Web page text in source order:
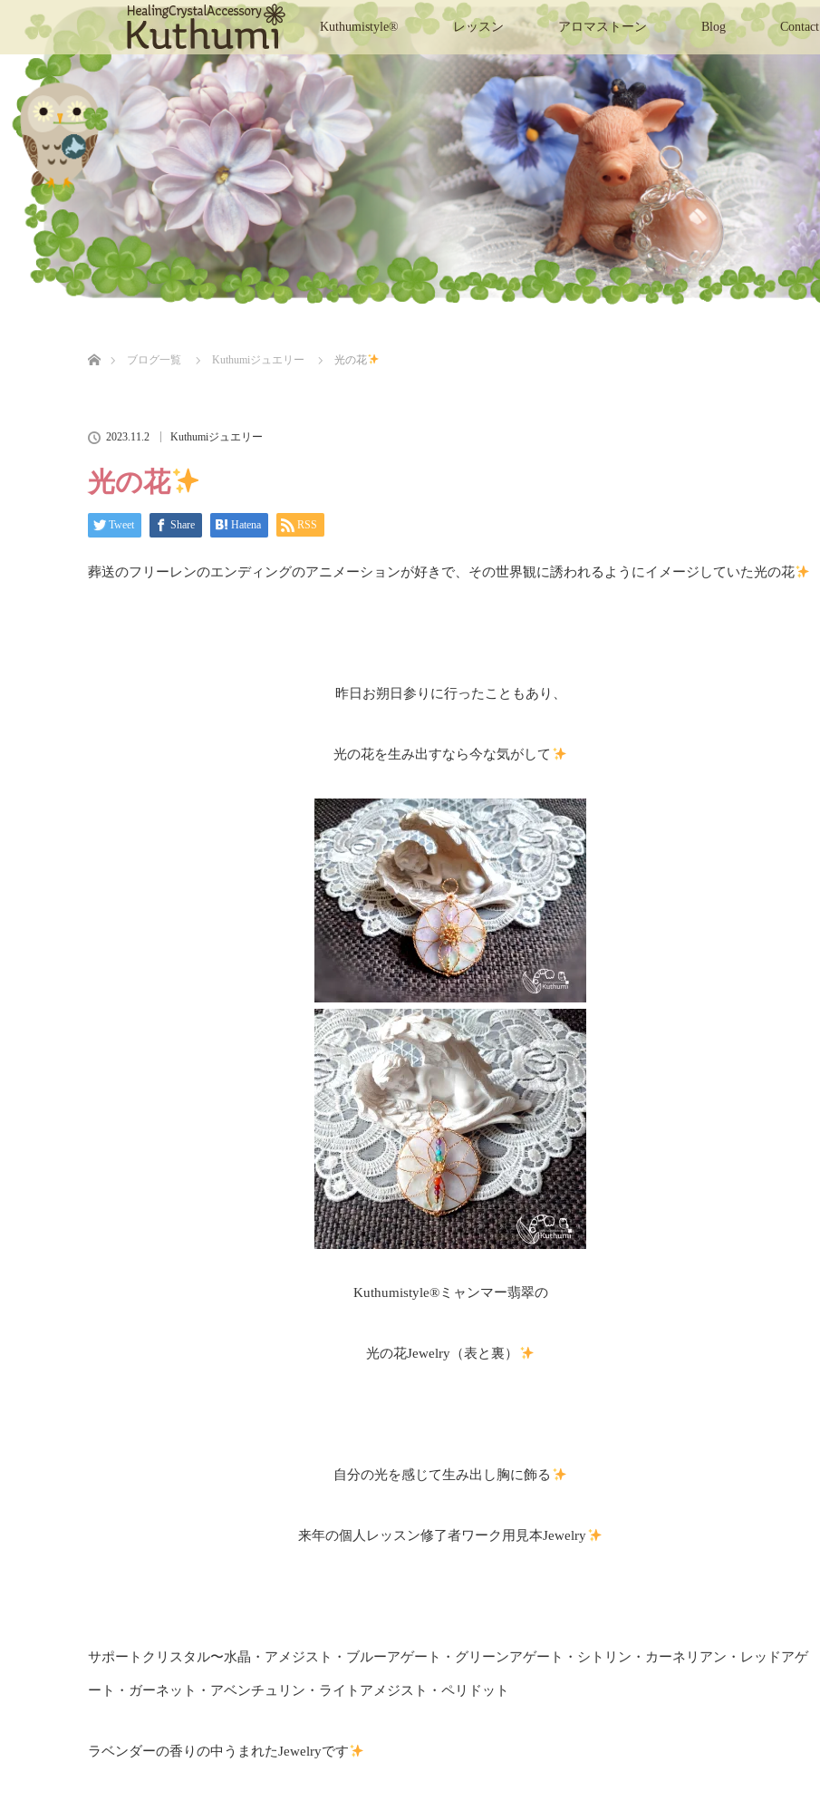
Kuthumistyle® レッスン アロマストーン Blog Contact
ブログ一覧
Kuthumiジュエリー 光の花
2023.11.2 Kuthumiジュエリー
光の花
Tweet Share Hatena RSS
葬送のフリーレンのエンディングのアニメーションが好きで、その世界観に誘われるようにイメージしていた光の花
昨日お朔日参りに行ったこともあり、
光の花を生み出すなら今な気がして
Kuthumistyle®ミャンマー翡翠の
光の花Jewelry（表と裏）
自分の光を感じて生み出し胸に飾る
来年の個人レッスン修了者ワーク用見本Jewelry
サポートクリスタル〜水晶・アメジスト・ブルーアゲート・グリーンアゲート・シトリン・カーネリアン・レッドアゲ
ート・ガーネット・アベンチュリン・ライトアメジスト・ペリドット
ラベンダーの香りの中うまれたJewelryです